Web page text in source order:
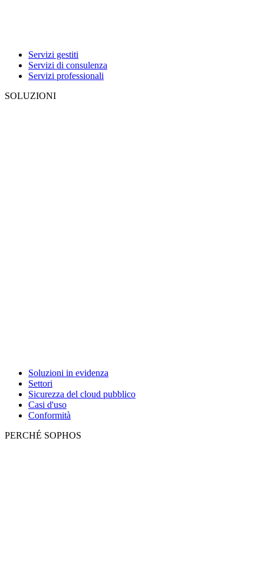
Servizi gestiti
Servizi di consulenza
Servizi professionali
SOLUZIONI
Soluzioni in evidenza
Settori
Sicurezza del cloud pubblico
Casi d'uso
Conformità
PERCHÉ SOPHOS